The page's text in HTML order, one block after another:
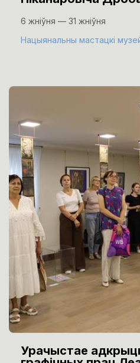
6 жніўня — 31 жніўня
Нацыянальны мастацкі
Урачыстае